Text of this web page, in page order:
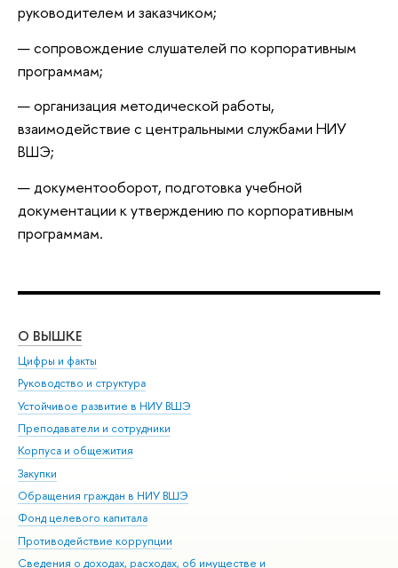
руководителем и заказчиком;
— сопровождение слушателей по корпоративным
программам;
— организация методической работы,
взаимодействие с центральными службами НИУ
ВШЭ;
— документооборот, подготовка учебной
документации к утверждению по корпоративным
программам.
О ВЫШКЕ
Цифры и факты
Руководство и структура
Устойчивое развитие в НИУ ВШЭ
Преподаватели и сотрудники
Корпуса и общежития
Закупки
Обращения граждан в НИУ ВШЭ
Фонд целевого капитала
Противодействие коррупции
Сведения о доходах, расходах, об имуществе и